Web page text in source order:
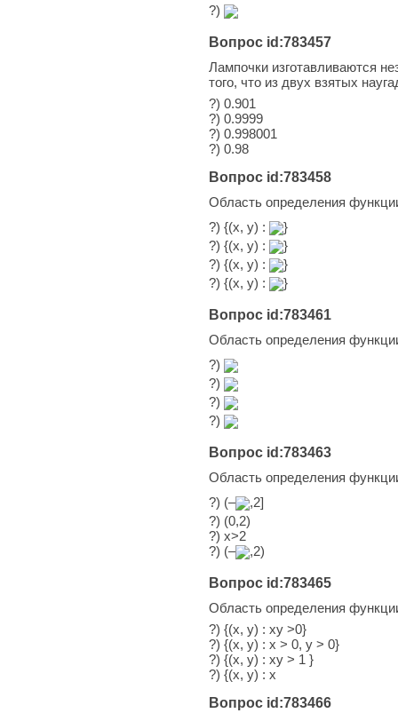
?)
Вопрос id:783457
Лампочки изготавливаются
того, что из двух взятых
?) 0.901
?) 0.9999
?) 0.998001
?) 0.98
Вопрос id:783458
Область определения
?) {(x, y) :
}
?) {(x, y) :
}
?) {(x, y) :
}
?) {(x, y) :
}
Вопрос id:783461
Область определения
?)
?)
?)
?)
Вопрос id:783463
Область определения
?) (–
,2]
?) (0,2)
?) x>2
?) (–
,2)
Вопрос id:783465
Область определения
?) {(x, y) : xy >0}
?) {(x, y) : x > 0, y > 0}
?) {(x, y) : xy > 1 }
?) {(x, y) : x
Вопрос id:783466